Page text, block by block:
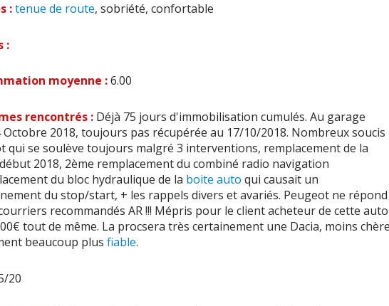
:tenue de route, sobriété, confortable
:
moyenne :6.00
rencontrés : Déjà 75 jours d'immobilisation cumulés. Au garage
Octobre 2018, toujours pas récupérée au 17/10/2018. Nombreux soucis
qui se soulève toujours malgré 3 interventions, remplacement de la
2018, 2ème remplacement du combiné radio navigation
du bloc hydraulique de la boite auto qui causait un
du stop/start, + les rappels divers et avariés. Peugeot ne répond
recommandés AR !!! Mépris pour le client acheteur de cette auto
tout de même. La procsera très certainement une Dacia, moins chère
beaucoup plus fiable.
20